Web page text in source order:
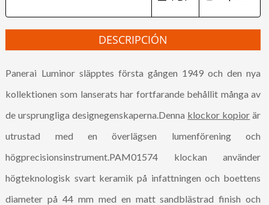
DESCRIPCIÓN
Panerai Luminor släpptes första gången 1949 och den nya
kollektionen som lanserats har fortfarande behållit många av
de ursprungliga designegenskaperna.Denna klockor kopior är
utrustad med en överlägsen lumenförening och
högprecisionsinstrument.PAM01574 klockan använder
högteknologisk svart keramik på infattningen och boettens
diameter på 44 mm med en matt sandblästrad finish och